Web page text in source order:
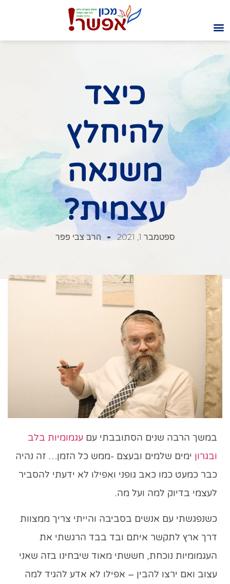
כיצד
להיחלץ
משנאה
עצמית?
ספטמבר 1, 2021 הרב צבי פפר
במשך הרבה שנים הסתובבתי עם עגמומיות בלב
ובגרון ימים שלמים ובעצם -ממש כל הזמן… זה נהיה
כבר כמעט כמו כאב גופני ואפילו לא ידעתי להסביר
לעצמי בדיוק למה ועל מה.
כשנפגשתי עם אנשים בסביבה והייתי צריך ממצוות
דרך ארץ לתקשר איתם ובד בבד הרגשתי את
העגמומיות נוכחת, חששתי מאוד שיבחינו בזה שאני
עצוב ואם ירצו להבין – אפילו לא אדע להגיד למה